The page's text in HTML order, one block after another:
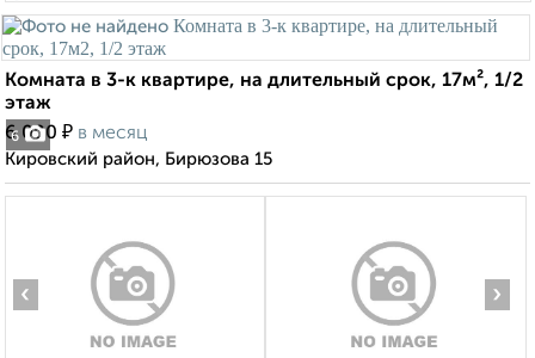
6
Комната в 3-к квартире, на длительный срок, 17м², 1/2
этаж
6 000 ₽ в месяц
Кировский район, Бирюзова 15
‹ ›